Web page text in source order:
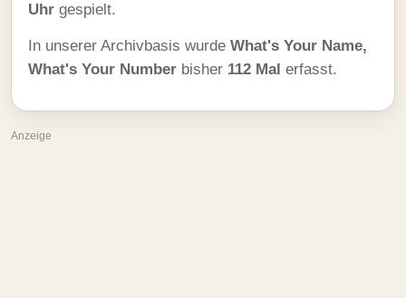
Uhr gespielt.
In unserer Archivbasis wurde What's Your Name,
What's Your Number bisher 112 Mal erfasst.
Anzeige